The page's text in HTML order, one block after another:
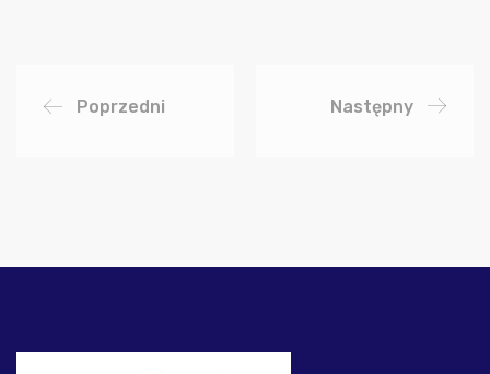
Poprzedni Następny